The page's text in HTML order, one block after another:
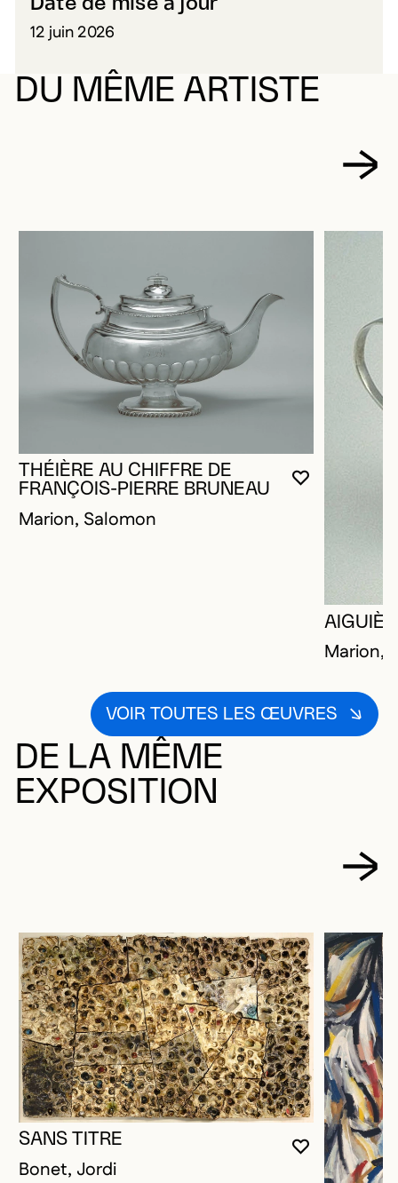
Date de mise à jour
12 juin 2026
DU MÊME ARTISTE
VOUS
FERMER
OUVRIR LA
THÉIÈRE AU CHIFFRE DE
FRANÇOIS-PIERRE BRUNEAU
Marion, Salomon
Marion,
VOIR TOUTES LES ŒUVRES
DE LA MÊME
EXPOSITION
VOUS
FERMER
OUVRIR LA
SANS TITRE
Bonet, Jordi